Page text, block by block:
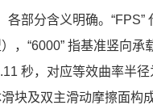
部分含义明确。“FPS”
，“6000” 指基准竖向承
秒，对应等效曲率半
块及双主滑动摩擦面构